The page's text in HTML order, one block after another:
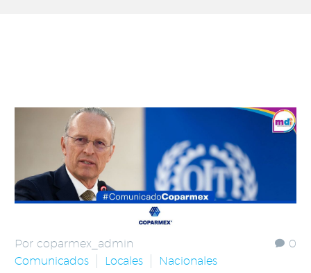
0
Por coparmex_admin
Comunicados
Locales Nacionales